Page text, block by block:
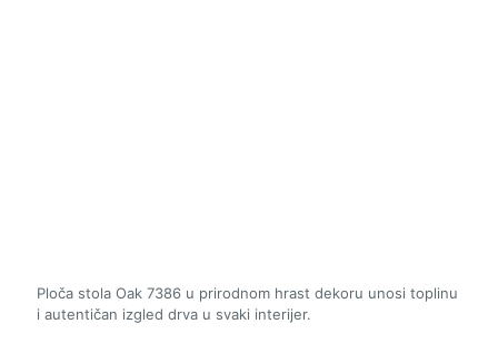
Ploča stola Oak 7386 u prirodnom hrast dekoru unosi toplinu
i autentičan izgled drva u svaki interijer.